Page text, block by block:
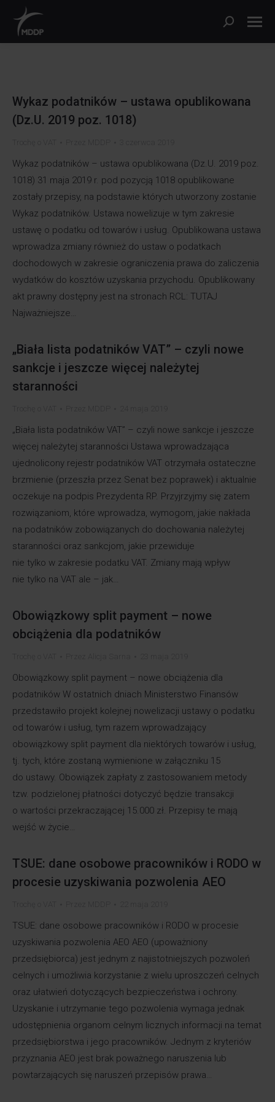
Szukaj:
Wykaz podatników – ustawa opublikowana
(Dz.U. 2019 poz. 1018)
Wykaz podatników – ustawa opublikowana (Dz.U. 2019 poz.
1018) 31 maja 2019 r. pod pozycją 1018 opublikowane
zostały przepisy, na podstawie których utworzony zostanie
Wykaz podatników. Ustawa nowelizuje w tym zakresie
ustawę o podatku od towarów i usług. Opublikowana ustawa
wprowadza zmiany również do ustaw o podatkach
dochodowych w zakresie ograniczenia prawa do zaliczenia
wydatków do kosztów uzyskania przychodu. Opublikowany
akt prawny dostępny jest na stronach RCL: TUTAJ
Najważniejsze…
„Biała lista podatników VAT” – czyli nowe
sankcje i jeszcze więcej należytej
staranności
„Biała lista podatników VAT” – czyli nowe sankcje i jeszcze
więcej należytej staranności Ustawa wprowadzająca
ujednolicony rejestr podatników VAT otrzymała ostateczne
brzmienie (przeszła przez Senat bez poprawek) i aktualnie
oczekuje na podpis Prezydenta RP. Przyjrzyjmy się zatem
rozwiązaniom, które wprowadza, wymogom, jakie nakłada
na podatników zobowiązanych do dochowania należytej
staranności oraz sankcjom, jakie przewiduje
nie tylko w zakresie podatku VAT. Zmiany mają wpływ
nie tylko na VAT ale – jak…
Obowiązkowy split payment – nowe
obciążenia dla podatników
Obowiązkowy split payment – nowe obciążenia dla
podatników W ostatnich dniach Ministerstwo Finansów
przedstawiło projekt kolejnej nowelizacji ustawy o podatku
od towarów i usług, tym razem wprowadzający
obowiązkowy split payment dla niektórych towarów i usług,
tj. tych, które zostaną wymienione w załączniku 15
do ustawy. Obowiązek zapłaty z zastosowaniem metody
tzw. podzielonej płatności dotyczyć będzie transakcji
o wartości przekraczającej 15.000 zł. Przepisy te mają
wejść w życie…
TSUE: dane osobowe pracowników i RODO w
procesie uzyskiwania pozwolenia AEO
TSUE: dane osobowe pracowników i RODO w procesie
uzyskiwania pozwolenia AEO AEO (upoważniony
przedsiębiorca) jest jednym z najistotniejszych pozwoleń
celnych i umożliwia korzystanie z wielu uproszczeń celnych
oraz ułatwień dotyczących bezpieczeństwa i ochrony.
Uzyskanie i utrzymanie tego pozwolenia wymaga jednak
udostępnienia organom celnym licznych informacji na temat
przedsiębiorstwa i jego pracowników. Jednym z kryteriów
przyznania AEO jest brak poważnego naruszenia lub
powtarzających się naruszeń przepisów prawa…